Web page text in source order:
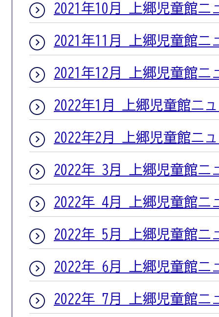
2021年10月 上郷児童館ニ
2021年11月 上郷児童館ニ
2021年12月 上郷児童館ニ
2022年1月 上郷児童館ニ
2022年2月 上郷児童館ニ
2022年 3月 上郷児童館ニ
2022年 4月 上郷児童館ニ
2022年 5月 上郷児童館ニ
2022年 6月 上郷児童館ニ
2022年 7月 上郷児童館ニ